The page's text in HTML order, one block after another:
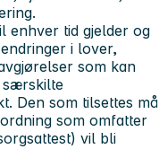
enhver tid gjelder og
i lover,
som kan
særskilte
Den som tilsettes må
som omfatter
vil bli